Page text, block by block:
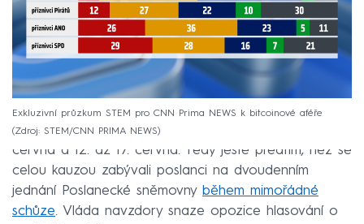
Exkluzivní průzkum STEM pro CNN Prima NEWS k bitcoinové aféře
Zdroj: STEM/CNN PRIMA NEWS
Výzkum se konal ve dvou vlnách, a to 5. až 10.
června a 12. až 17. června. Tedy ještě předtím, než se
celou kauzou zabývali poslanci na dvoudenním
jednání Poslanecké sněmovny během mimořádné
schůze. Vláda navzdory snaze opozice hlasování o